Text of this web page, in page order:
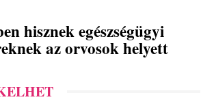
hisznek egészségügyi
az orvosok helyett